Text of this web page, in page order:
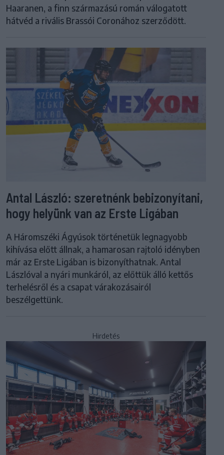
Haaranen, a finn származású román válogatott
hátvéd a rivális Brassói Coronához szerződött.
Antal László: szeretnénk bebizonyítani,
hogy helyünk van az Erste Ligában
A Háromszéki Ágyúsok történetük legnagyobb
kihívása előtt állnak, a hamarosan rajtoló idényben
már az Erste Ligában is bizonyíthatnak. Antal
Lászlóval a nyári munkáról, az előttük álló kettős
terhelésről és a csapat várakozásairól
beszélgettünk.
Hirdetés